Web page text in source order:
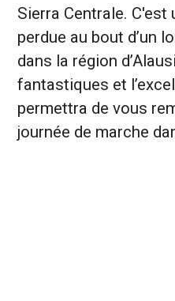
Sierra Centrale.
perdue au bout d’un
dans la région
fantastiques et
permettra de vous
journée de marche